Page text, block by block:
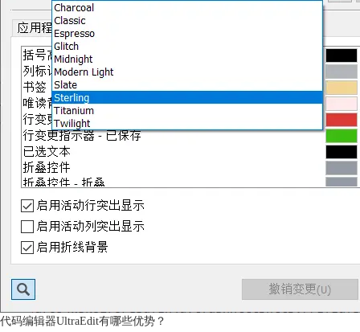
代码编辑器UltraEdit有哪些优势？